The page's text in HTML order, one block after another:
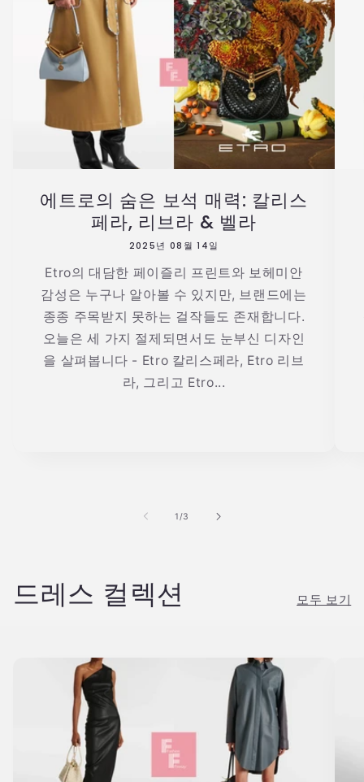
에트로의 숨은 보석 매력: 칼리스
페라, 리브라 & 벨라
2025년 08월 14일
Etro의 대담한 페이즐리 프린트와 보헤미안
감성은 누구나 알아볼 수 있지만, 브랜드에는
종종 주목받지 못하는 걸작들도 존재합니다.
오늘은 세 가지 절제되면서도 눈부신 디자인
을 살펴봅니다 - Etro 칼리스페라, Etro 리브
라, 그리고 Etro...
1/의
3
드레스 컬렉션 모두 보기